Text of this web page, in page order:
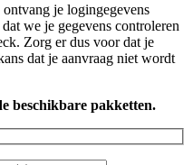
je logingegevens
we je gegevens controleren
Zorg er dus voor dat je
dat je aanvraag niet wordt
beschikbare pakketten.